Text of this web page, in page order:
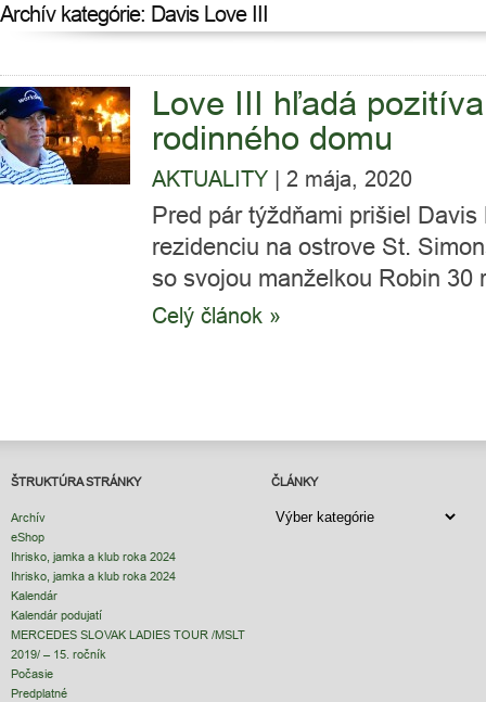
Archív kategórie: Davis Love III
Love III hľadá
rodinného domu
AKTUALITY | 2 mája, 2020
Pred pár týždňami prišiel
rezidenciu na ostrove St.
so svojou manželkou Robin 30
Celý článok »
ŠTRUKTÚRA STRÁNKY
Archív
eShop
Ihrisko, jamka a klub roka 2024
Ihrisko, jamka a klub roka 2024
Kalendár
Kalendár podujatí
MERCEDES SLOVAK LADIES TOUR /MSLT
2019/ – 15. ročník
Počasie
Predplatné
ČLÁNKY
ČLÁNKY